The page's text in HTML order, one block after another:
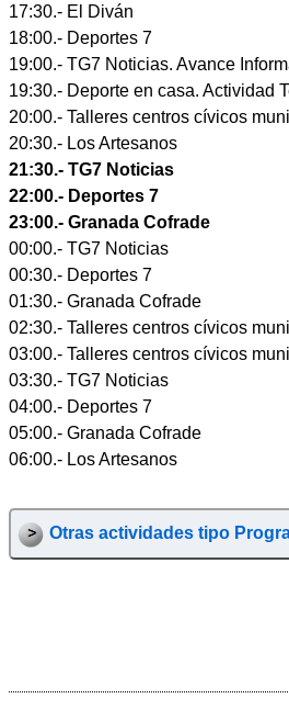
17:30.- El Diván
18:00.- Deportes 7
19:00.- TG7 Noticias. Avance
19:30.- Deporte en casa. Actividad
20:00.- Talleres centros cívicos
20:30.- Los Artesanos
21:30.- TG7 Noticias
22:00.- Deportes 7
23:00.- Granada Cofrade
00:00.- TG7 Noticias
00:30.- Deportes 7
01:30.- Granada Cofrade
02:30.- Talleres centros cívicos
03:00.- Talleres centros cívicos
03:30.- TG7 Noticias
04:00.- Deportes 7
05:00.- Granada Cofrade
06:00.- Los Artesanos
Otras actividades tipo